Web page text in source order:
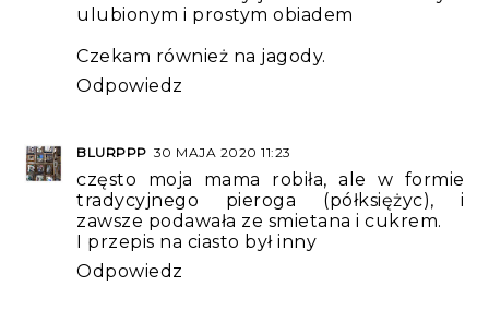
ulubionym i prostym obiadem
Czekam również na jagody.
Odpowiedz
BLURPPP 30 MAJA 2020 11:23
często moja mama robiła, ale w formie
tradycyjnego pieroga (półksiężyc), i
zawsze podawała ze smietana i cukrem.
I przepis na ciasto był inny
Odpowiedz